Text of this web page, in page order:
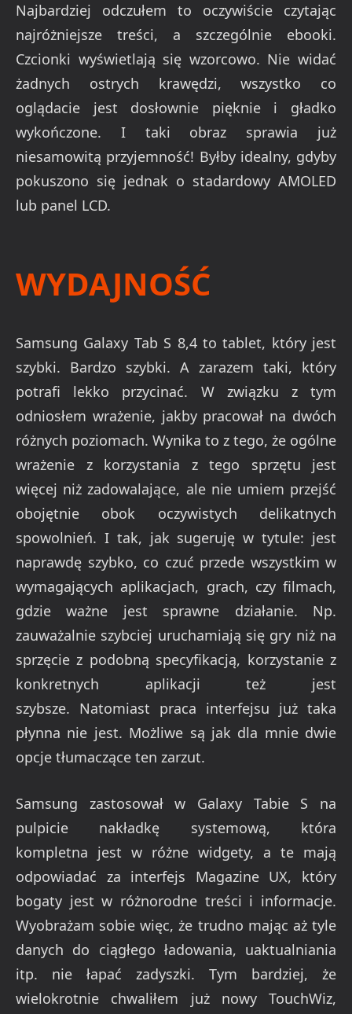
Najbardziej odczułem to oczywiście czytając
najróżniejsze treści, a szczególnie ebooki.
Czcionki wyświetlają się wzorcowo. Nie widać
żadnych ostrych krawędzi, wszystko co
oglądacie jest dosłownie pięknie i gładko
wykończone. I taki obraz sprawia już
niesamowitą przyjemność! Byłby idealny, gdyby
pokuszono się jednak o stadardowy AMOLED
lub panel LCD.
WYDAJNOŚĆ
Samsung Galaxy Tab S 8,4 to tablet, który jest
szybki. Bardzo szybki. A zarazem taki, który
potrafi lekko przycinać. W związku z tym
odniosłem wrażenie, jakby pracował na dwóch
różnych poziomach. Wynika to z tego, że ogólne
wrażenie z korzystania z tego sprzętu jest
więcej niż zadowalające, ale nie umiem przejść
obojętnie obok oczywistych delikatnych
spowolnień. I tak, jak sugeruję w tytule: jest
naprawdę szybko, co czuć przede wszystkim w
wymagających aplikacjach, grach, czy filmach,
gdzie ważne jest sprawne działanie. Np.
zauważalnie szybciej uruchamiają się gry niż na
sprzęcie z podobną specyfikacją, korzystanie z
konkretnych aplikacji też jest
szybsze. Natomiast praca interfejsu już taka
płynna nie jest. Możliwe są jak dla mnie dwie
opcje tłumaczące ten zarzut.
Samsung zastosował w Galaxy Tabie S na
pulpicie nakładkę systemową, która
kompletna jest w różne widgety, a te mają
odpowiadać za interfejs Magazine UX, który
bogaty jest w różnorodne treści i informacje.
Wyobrażam sobie więc, że trudno mając aż tyle
danych do ciągłego ładowania, uaktualniania
itp. nie łapać zadyszki. Tym bardziej, że
wielokrotnie chwaliłem już nowy TouchWiz,